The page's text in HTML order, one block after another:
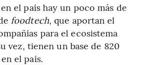
el país hay un poco más de
foodtech, que aportan el
para el ecosistema
vez, tienen un base de 820
el país.